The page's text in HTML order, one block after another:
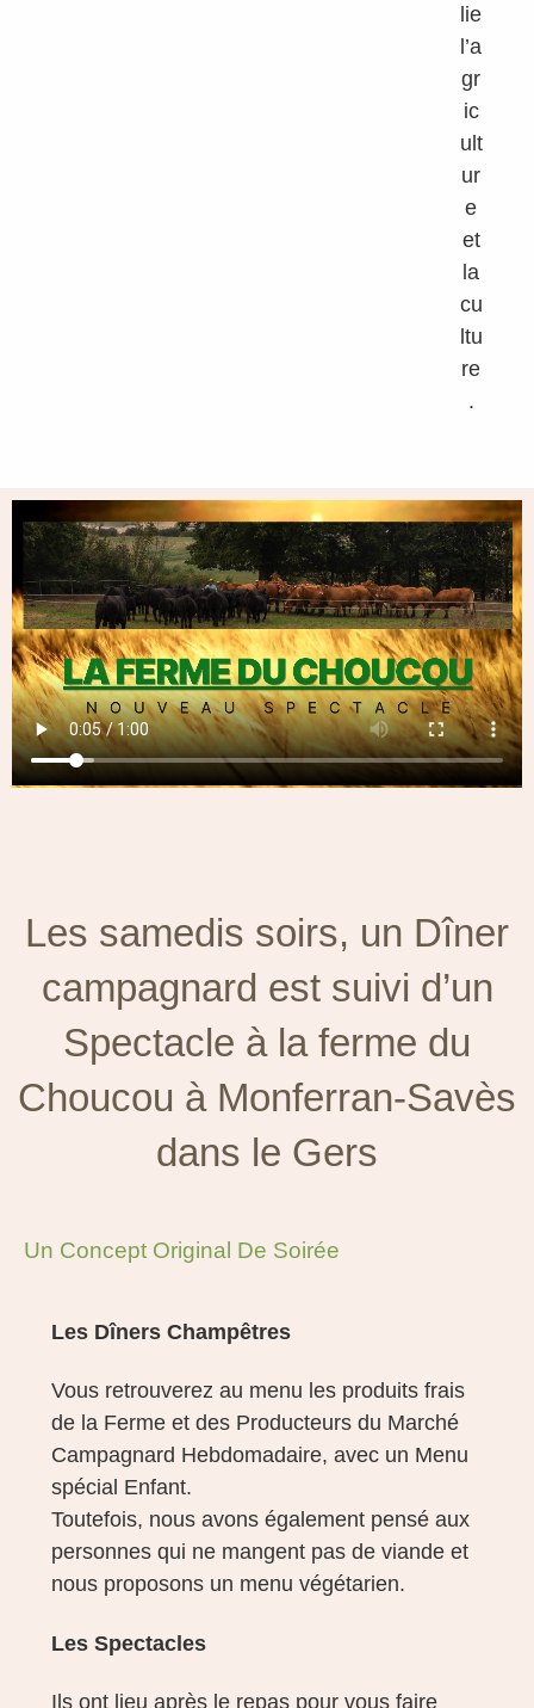
lie
l’a
gr
ic
ult
ur
e
et
la
cu
ltu
re
.
Les samedis soirs, un Dîner
campagnard est suivi d’un
Spectacle à la ferme du
Choucou à Monferran-Savès
dans le Gers
Un Concept Original De Soirée
Les Dîners Champêtres
Vous retrouverez au menu les produits frais
de la Ferme et des Producteurs du Marché
Campagnard Hebdomadaire, avec un Menu
spécial Enfant.
Toutefois, nous avons également pensé aux
personnes qui ne mangent pas de viande et
nous proposons un menu végétarien.
Les Spectacles
Ils ont lieu après le repas pour vous faire